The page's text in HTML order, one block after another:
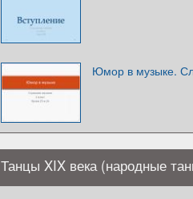
Юмор в музыке.
Танцы XIX века (народные